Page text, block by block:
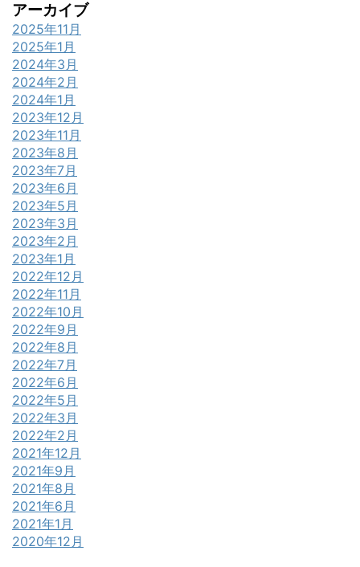
アーカイブ
2025年11月
2025年1月
2024年3月
2024年2月
2024年1月
2023年12月
2023年11月
2023年8月
2023年7月
2023年6月
2023年5月
2023年3月
2023年2月
2023年1月
2022年12月
2022年11月
2022年10月
2022年9月
2022年8月
2022年7月
2022年6月
2022年5月
2022年3月
2022年2月
2021年12月
2021年9月
2021年8月
2021年6月
2021年1月
2020年12月